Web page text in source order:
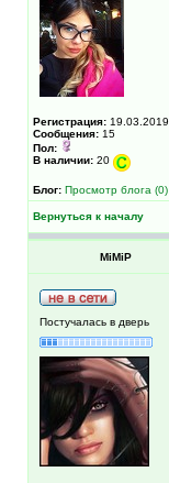
Регистрация: 19.03.2019
Сообщения: 15
Пол:
В наличии: 20
Блог: Просмотр блога (0)
Вернуться к началу
MiMiP
Постучалась в дверь